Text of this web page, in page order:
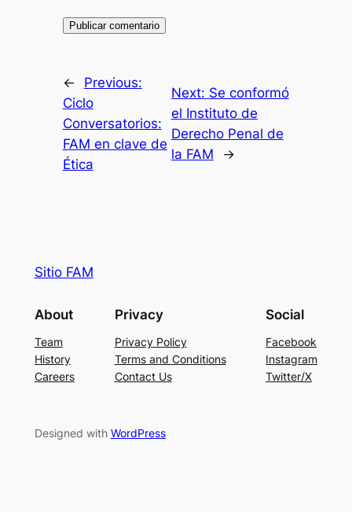
←
Previous:
Ciclo
Conversatorios:
FAM en clave de
Ética
Next: Se conformó
el Instituto de
Derecho Penal de
la FAM
→
Sitio FAM
About
Team
History
Careers
Privacy
Privacy Policy
Terms and Conditions
Contact Us
Social
Facebook
Instagram
Twitter/X
Designed with WordPress